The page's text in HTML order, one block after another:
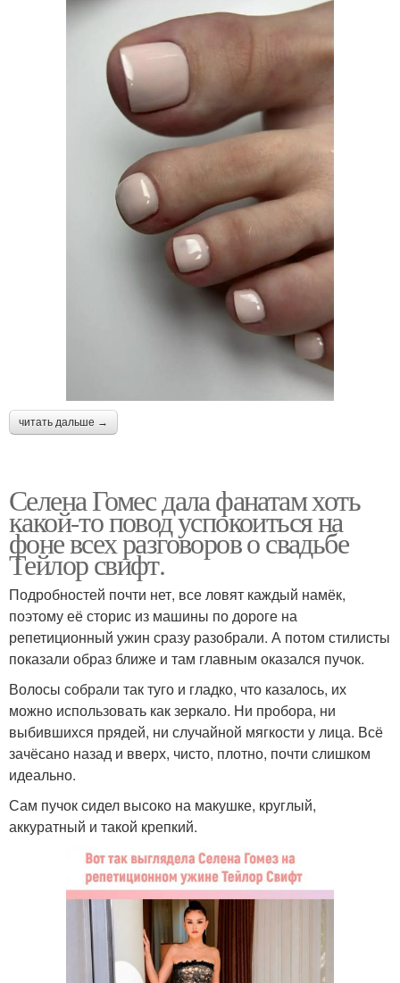
читать дальше →
Селена Гомес дала фанатам хоть
какой-то повод успокоиться на
фоне всех разговоров о свадьбе
Тейлор свифт.
Подробностей почти нет, все ловят каждый намёк,
поэтому её сторис из машины по дороге на
репетиционный ужин сразу разобрали. А потом стилисты
показали образ ближе и там главным оказался пучок.
Волосы собрали так туго и гладко, что казалось, их
можно использовать как зеркало. Ни пробора, ни
выбившихся прядей, ни случайной мягкости у лица. Всё
зачёсано назад и вверх, чисто, плотно, почти слишком
идеально.
Сам пучок сидел высоко на макушке, круглый,
аккуратный и такой крепкий.